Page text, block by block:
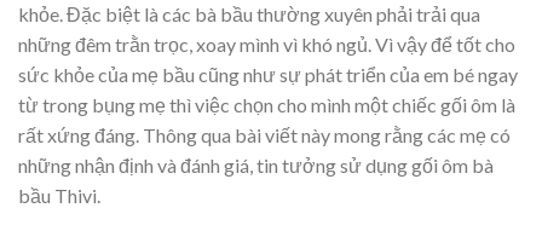
khỏe. Đặc biệt là các bà bầu thường xuyên phải trải qua
những đêm trằn trọc, xoay mình vì khó ngủ. Vì vậy để tốt cho
sức khỏe của mẹ bầu cũng như sự phát triển của em bé ngay
từ trong bụng mẹ thì việc chọn cho mình một chiếc gối ôm là
rất xứng đáng. Thông qua bài viết này mong rằng các mẹ có
những nhận định và đánh giá, tin tưởng sử dụng gối ôm bà
bầu Thivi.